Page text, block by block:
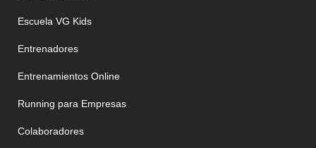
Escuela VG Kids
Entrenadores
Entrenamientos Online
Running para Empresas
Colaboradores